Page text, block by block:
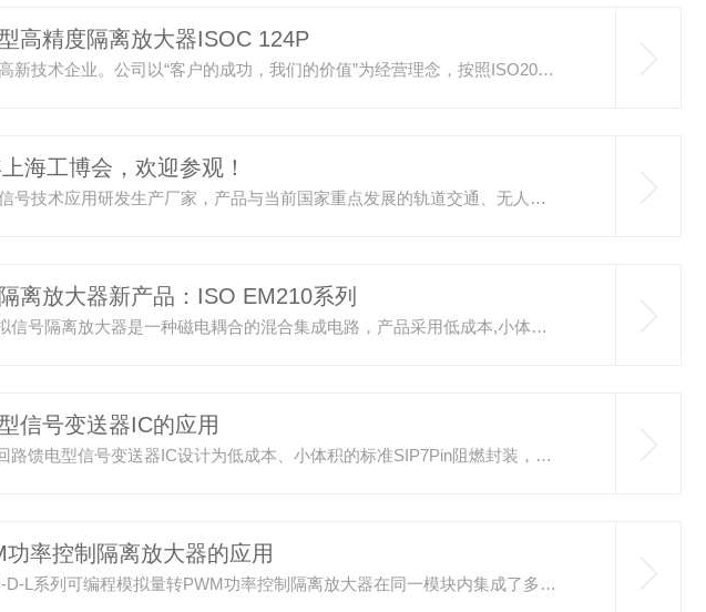
高精度隔离放大器ISOC 124P
顺源科技是连续十五年国家高新技术企业。公司以“客户的成功，我们的价值”为经营理念，按照ISO2008质量技术管理体系的要求，坚持开展改进、改善、创新工作，不断提高产品质量、降低生产成本、拓展产品应用范围、推陈出新研发新品。以适应当前电子信息技术前日新月异发展的形势及满足客户产品研发创新和升级换代需求。顺源科技在DC-DC模块电源、数据采集器、隔离放大器、隔离变送器、显示控制仪表方面有10多年的设计、生产和应用经验。公司专业的工程师团队在更深入的理解和设计知识方面，相对于同行业...
海工博会，欢迎参观！
顺源科技作为国内资深模拟信号技术应用研发生产厂家，产品与当前国家重点发展的轨道交通、无人舰艇无人机、电动汽车、电力电网改造、风能太阳能核能发电、以太网物联网等新兴行业大量需求智能传感器等关键电子零部件相匹配。在机器人、无人设备、电力控制、通讯器材、仪器仪表、医疗设备、工控智能化、汽车电子、安防监控、广电仪器、军工装备等行业得到广泛应用。根据多年的研发生产经验和技术服务工程师广泛收集的工业现场各种不同环境下用户反馈宝贵意见，在对产品性能不受影响前提下逐步对各项技术指标进行改进改...
离放大器新产品：ISO EM210系列
SunYuanISOEM210系列模拟信号隔离放大器是一种磁电耦合的混合集成电路，产品采用低成本,小体积DIP标准38Pin金属外壳封装，能有效屏蔽现场EMC空间干扰，并且与AD210模块Pin-Pin兼容。模块内部集成了多组隔离的DC/DC变换电路和磁电耦合信号隔离电路，使外部只需要选择一个直流5V/12V/15V/24V单电源供电，即可完成模拟信号输入/信号输出/辅助电源三端隔离放大及转换技术，并且支持单端及正负双向直流信号输入输出。ISOEM210功能设计全面，采用非固...
信号变送器IC的应用
ISOSV-4-20mA压力传感器回路馈电型信号变送器IC设计为低成本、小体积的标准SIP7Pin阻燃封装，可以直接焊接在PCB电路板上。该信号变送IC内部包含信号调制解调电路、信号耦合隔离变送电路、高隔离DC-DC升压电路、V/I转换电路等。输出回路供电电压范围宽（12V-36VDC）、转换精度高、线性度好。信号变送IC设计使用十分方便，客户只需在输入端加上少量外围器件，即可实现压力传感器、位移电位器等需要提供配电型的传感器及电桥（称重）检测电路的电压信号配送。IC内部的集...
率控制隔离放大器的应用
SunYuanDIN1X1ISOU(A)-P-D-L系列可编程模拟量转PWM功率控制隔离放大器在同一模块内集成了多路高隔离DC-DC电源、模拟信号隔离放大与变换电路、可编程MCU、信号隔离控制电路等，特别适用于工业现场模拟信号的AD转换隔离变送，以及现场总线、以太网物联网、PLC/DCS上位机对多路传感器信号采集和分析的场合。产品内部集成的高效率DC-DC隔离分布电源，分别给内部的输入调理电路、微型单片机AD转换电路和输出信号隔离电路供电。SMD工艺结构及新技术隔离措施使该器...